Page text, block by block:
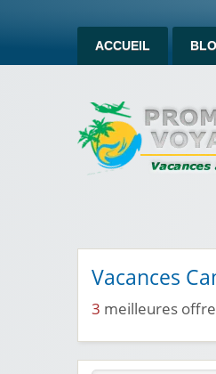
ACCUEIL
Vacances
3 meilleures